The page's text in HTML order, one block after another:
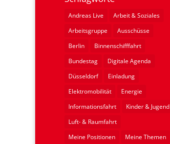
Andreas Live
Arbeit & Soziales
Arbeitsgruppe
Ausschüsse
Berlin
Binnenschifffahrt
Bundestag
Digitale Agenda
Düsseldorf
Einladung
Elektromobilität
Energie
Informationsfahrt
Kinder & Jugend
Luft- & Raumfahrt
Meine Positionen
Meine Themen